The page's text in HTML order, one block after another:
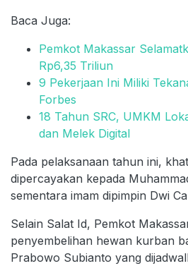
Baca Juga:
Pemkot Makassar
Rp6,35 Triliun
9 Pekerjaan Ini Miliki
Forbes
18 Tahun SRC, UMKM
dan Melek Digital
Pada pelaksanaan tahun ini,
dipercayakan kepada
sementara imam dipimpin Dwi
Selain Salat Id, Pemkot
penyembelihan hewan kurban
Prabowo Subianto yang